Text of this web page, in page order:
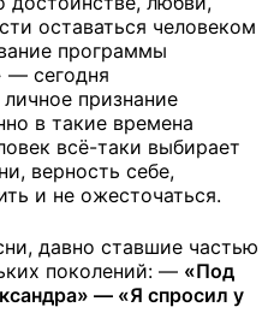
оставаться человеком
программы
— сегодня
признание
в такие времена
всё-таки выбирает
верность себе,
и не ожесточаться.
давно ставшие частью
поколений: — «Под
— «Я спросил у